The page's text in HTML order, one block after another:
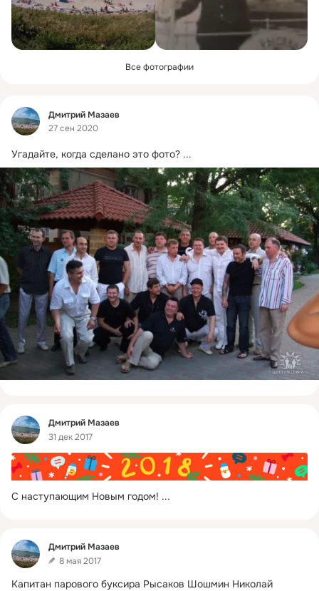
Все фотографии
Фид
Дмитрий Мазаев
27 сен 2020
Угадайте, когда сделано это фото? ...
Фид
Дмитрий Мазаев
31 дек 2017
С наступающим Новым годом! ...
Фид
Дмитрий Мазаев
8 мая 2017
Капитан парового буксира Рысаков Шошмин Николай